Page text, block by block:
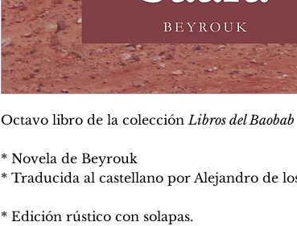
Octavo libro de la colección Libros del Baobab
* Novela de Beyrouk
* Traducida al castellano por Alejandro de
* Edición rústico con solapas.